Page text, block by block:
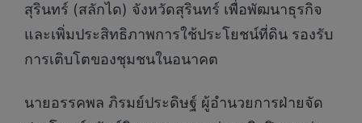
สุรินทร์ (สลักได) จังหวัดสุรินทร์ เพื่อพัฒนาธุรกิจ
และเพิ่มประสิทธิภาพการใช้ประโยชน์ที่ดิน รองรับ
การเติบโตของชุมชนในอนาคต
นายอรรคพล ภิรมย์ประดิษฐ์ ผู้อำนวยการฝ่ายจัด